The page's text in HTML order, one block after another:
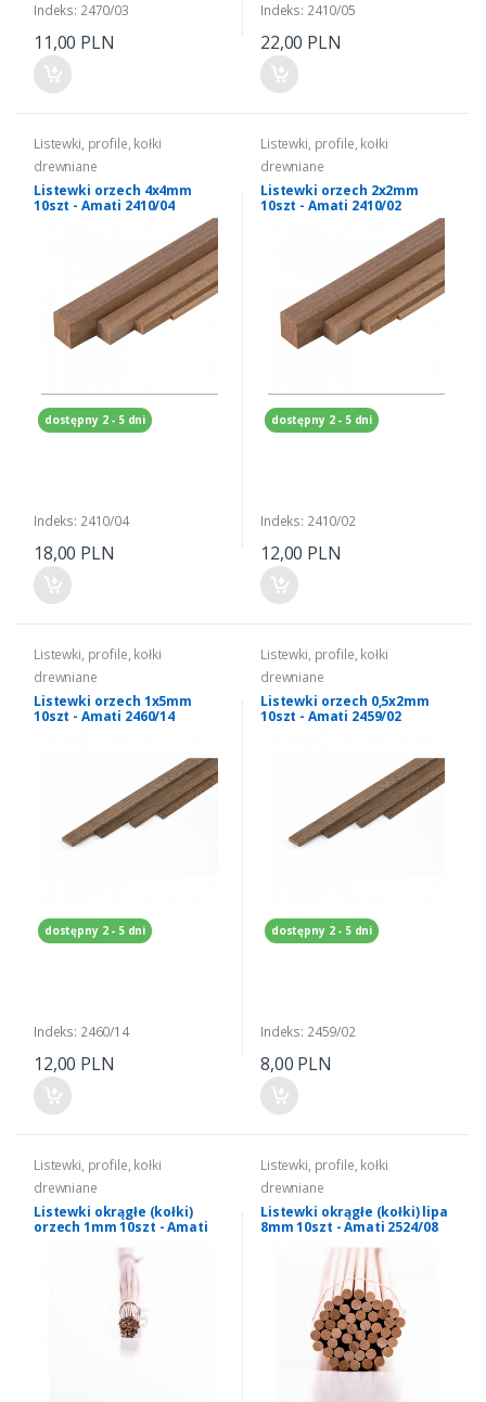
Indeks: 2470/03
11,00 PLN
Indeks: 2410/05
22,00 PLN
Listewki, profile, kołki
drewniane
Listewki orzech 4x4mm
10szt - Amati 2410/04
dostępny 2 - 5 dni
Indeks: 2410/04
18,00 PLN
Listewki, profile, kołki
drewniane
Listewki orzech 2x2mm
10szt - Amati 2410/02
dostępny 2 - 5 dni
Indeks: 2410/02
12,00 PLN
Listewki, profile, kołki
drewniane
Listewki orzech 1x5mm
10szt - Amati 2460/14
dostępny 2 - 5 dni
Indeks: 2460/14
12,00 PLN
Listewki, profile, kołki
drewniane
Listewki orzech 0,5x2mm
10szt - Amati 2459/02
dostępny 2 - 5 dni
Indeks: 2459/02
8,00 PLN
Listewki, profile, kołki
drewniane
Listewki okrągłe (kołki)
orzech 1mm 10szt - Amati
Listewki, profile, kołki
drewniane
Listewki okrągłe (kołki) lipa
8mm 10szt - Amati 2524/08